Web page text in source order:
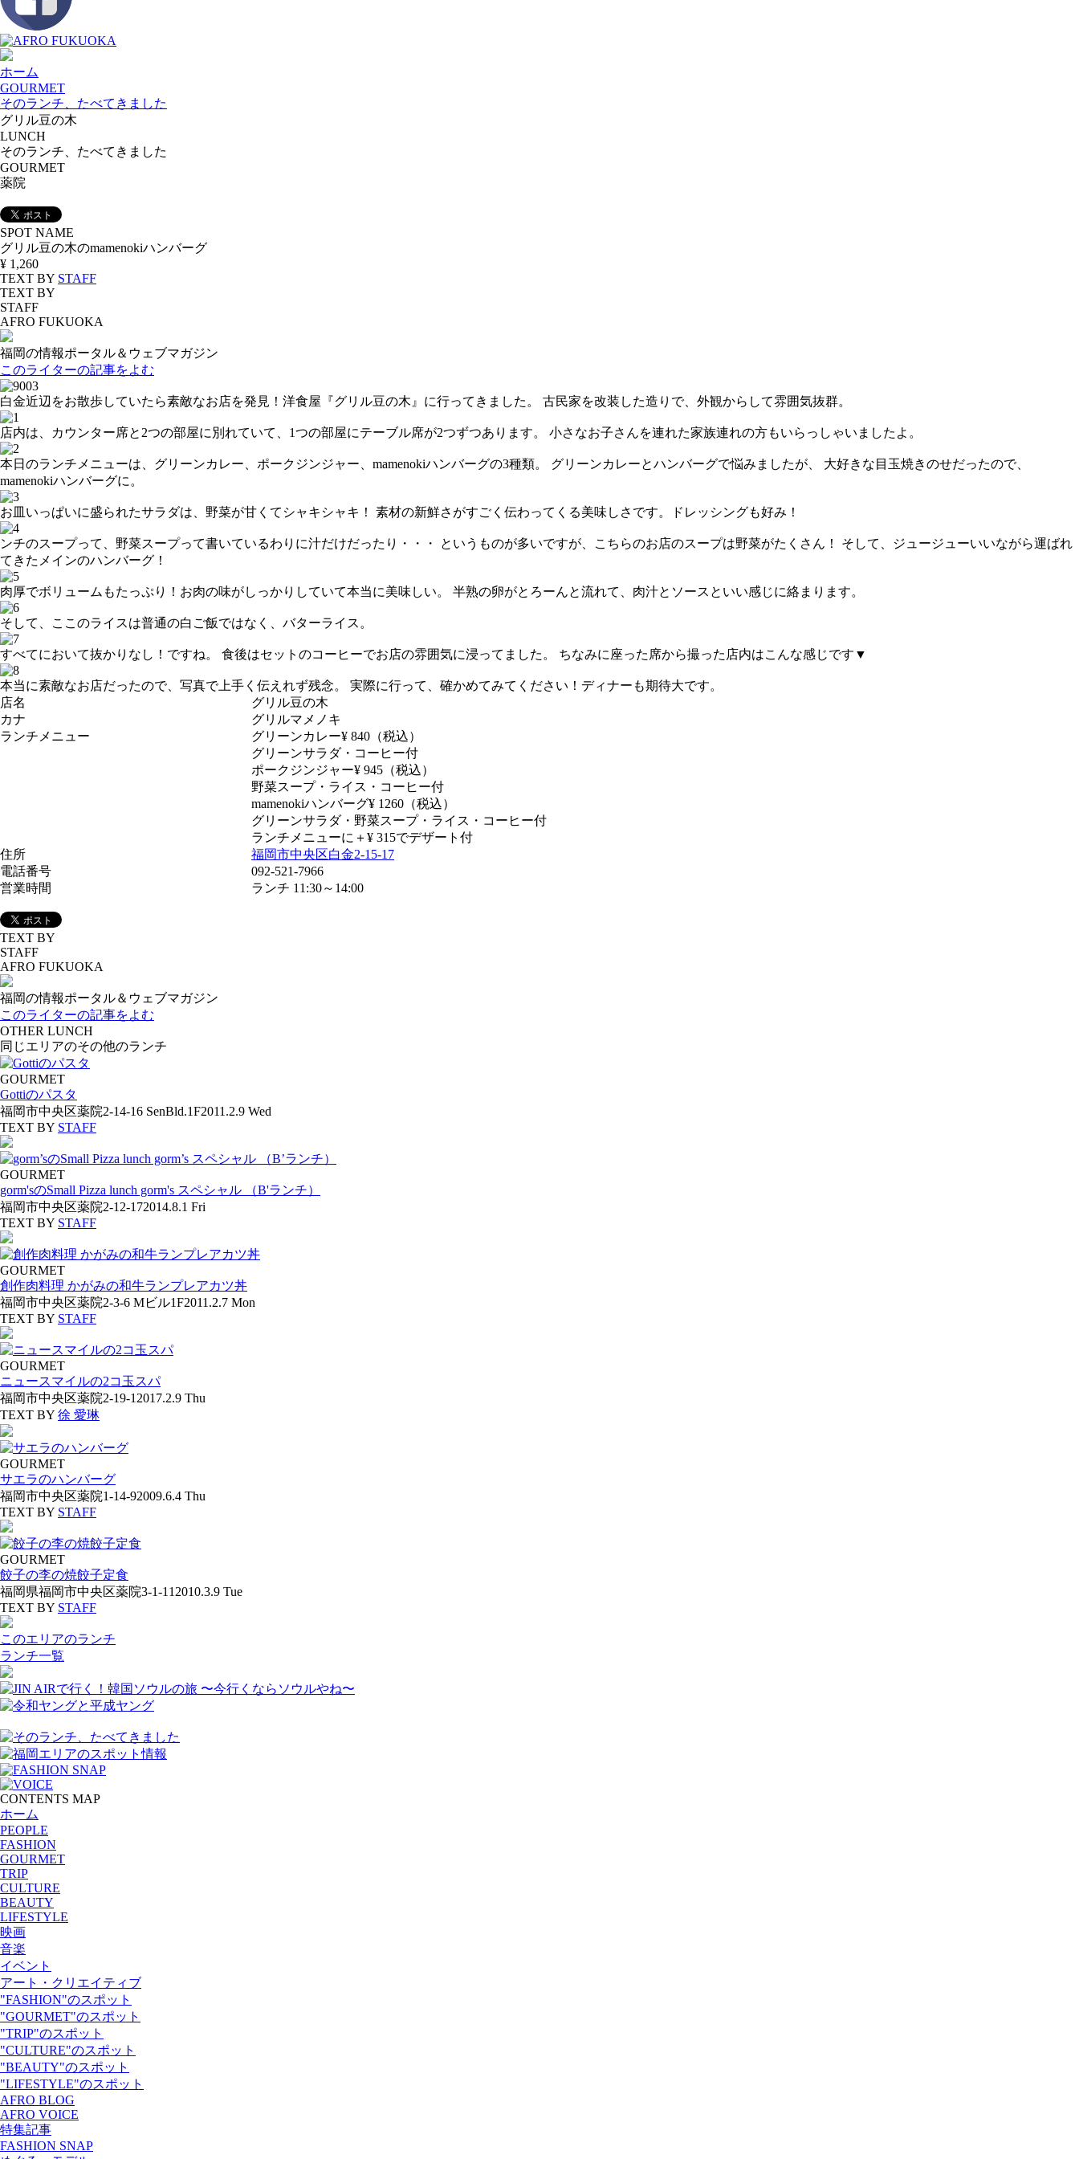
ホーム
GOURMET
そのランチ、たべてきました
グリル豆の木
LUNCH
そのランチ、たべてきました
GOURMET
薬院
SPOT NAME
グリル豆の木のmamenokiハンバーグ
¥ 1,260
TEXT BY STAFF
TEXT BY
STAFF
AFRO FUKUOKA
福岡の情報ポータル＆ウェブマガジン
このライターの記事をよむ
白金近辺をお散歩していたら素敵なお店を発見！洋食屋『グリル豆の木』に行ってきました。 古民家を改装した造りで、外観からして雰囲気抜群。
店内は、カウンター席と2つの部屋に別れていて、1つの部屋にテーブル席が2つずつあります。 小さなお子さんを連れた家族連れの方もいらっしゃいましたよ。
本日のランチメニューは、グリーンカレー、ポークジンジャー、mamenokiハンバーグの3種類。 グリーンカレーとハンバーグで悩みましたが、 大好きな目玉焼きのせだったので、
mamenokiハンバーグに。
お皿いっぱいに盛られたサラダは、野菜が甘くてシャキシャキ！ 素材の新鮮さがすごく伝わってくる美味しさです。ドレッシングも好み！
ンチのスープって、野菜スープって書いているわりに汁だけだったり・・・ というものが多いですが、こちらのお店のスープは野菜がたくさん！ そして、ジュージューいいながら運ばれ
てきたメインのハンバーグ！
肉厚でボリュームもたっぷり！お肉の味がしっかりしていて本当に美味しい。 半熟の卵がとろーんと流れて、肉汁とソースといい感じに絡まります。
そして、ここのライスは普通の白ご飯ではなく、バターライス。
すべてにおいて抜かりなし！ですね。 食後はセットのコーヒーでお店の雰囲気に浸ってました。 ちなみに座った席から撮った店内はこんな感じです▼
本当に素敵なお店だったので、写真で上手く伝えれず残念。 実際に行って、確かめてみてください！ディナーも期待大です。
店名
グリル豆の木
カナ
グリルマメノキ
ランチメニュー
グリーンカレー¥ 840（税込）
グリーンサラダ・コーヒー付
ポークジンジャー¥ 945（税込）
野菜スープ・ライス・コーヒー付
mamenokiハンバーグ¥ 1260（税込）
グリーンサラダ・野菜スープ・ライス・コーヒー付
ランチメニューに＋¥ 315でデザート付
住所
福岡市中央区白金2-15-17
電話番号
092-521-7966
営業時間
ランチ 11:30～14:00
TEXT BY
STAFF
AFRO FUKUOKA
福岡の情報ポータル＆ウェブマガジン
このライターの記事をよむ
OTHER LUNCH
同じエリアのその他のランチ
GOURMET
Gottiのパスタ
福岡市中央区薬院2-14-16 SenBld.1F2011.2.9 Wed
TEXT BY STAFF
GOURMET
gorm'sのSmall Pizza lunch gorm's スペシャル （B'ランチ）
福岡市中央区薬院2-12-172014.8.1 Fri
TEXT BY STAFF
GOURMET
創作肉料理 かがみの和牛ランプレアカツ丼
福岡市中央区薬院2-3-6 Mビル1F2011.2.7 Mon
TEXT BY STAFF
GOURMET
ニュースマイルの2コ玉スパ
福岡市中央区薬院2-19-1 2017.2.9 Thu
TEXT BY 徐 愛琳
GOURMET
サエラのハンバーグ
福岡市中央区薬院1-14-92009.6.4 Thu
TEXT BY STAFF
GOURMET
餃子の李の焼餃子定食
福岡県福岡市中央区薬院3-1-11 2010.3.9 Tue
TEXT BY STAFF
このエリアのランチ
ランチ一覧
CONTENTS MAP
ホーム
PEOPLE
FASHION
GOURMET
TRIP
CULTURE
BEAUTY
LIFESTYLE
映画
音楽
イベント
アート・クリエイティブ
"FASHION"のスポット
"GOURMET"のスポット
"TRIP"のスポット
"CULTURE"のスポット
"BEAUTY"のスポット
"LIFESTYLE"のスポット
AFRO BLOG
AFRO VOICE
特集記事
FASHION SNAP